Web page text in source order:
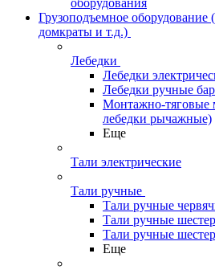
оборудования
Грузоподъемное оборудование
домкраты и т.д.)
Лебедки
Лебедки
Лебедки ручные
Монтажно-
лебедки рычажные)
Еще
Тали электрические
Тали ручные
Тали ручные
Тали ручные
Тали ручные
Еще